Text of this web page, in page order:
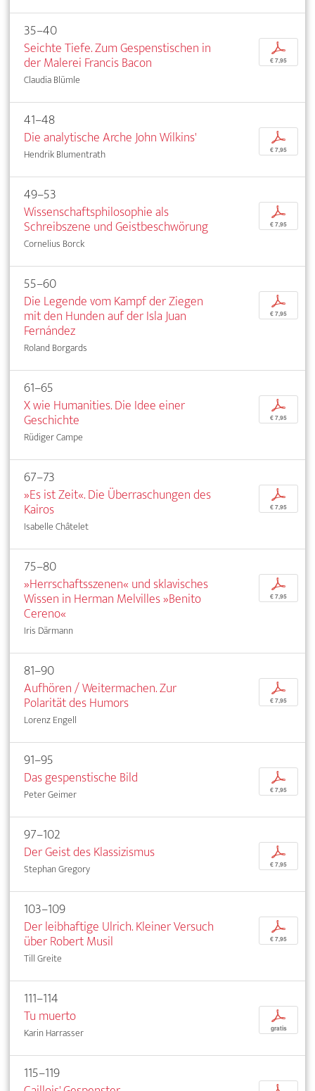
35–40
Seichte Tiefe. Zum Gespenstischen in
der Malerei Francis Bacon
Claudia Blümle
p
€ 7,95
41–48
Die analytische Arche John Wilkins'
Hendrik Blumentrath
p
€ 7,95
49–53
Wissenschaftsphilosophie als
Schreibszene und Geistbeschwörung
Cornelius Borck
p
€ 7,95
55–60
Die Legende vom Kampf der Ziegen
mit den Hunden auf der Isla Juan
Fernández
Roland Borgards
p
€ 7,95
61–65
X wie Humanities. Die Idee einer
Geschichte
Rüdiger Campe
p
€ 7,95
67–73
»Es ist Zeit«. Die Überraschungen des
Kairos
Isabelle Châtelet
p
€ 7,95
75–80
»Herrschaftsszenen« und sklavisches
Wissen in Herman Melvilles »Benito
Cereno«
Iris Därmann
p
€ 7,95
81–90
Aufhören / Weitermachen. Zur
Polarität des Humors
Lorenz Engell
p
€ 7,95
91–95
Das gespenstische Bild
Peter Geimer
p
€ 7,95
97–102
Der Geist des Klassizismus
Stephan Gregory
p
€ 7,95
103–109
Der leibhaftige Ulrich. Kleiner Versuch
über Robert Musil
Till Greite
p
€ 7,95
111–114
Tu muerto
Karin Harrasser
p
gratis
115–119